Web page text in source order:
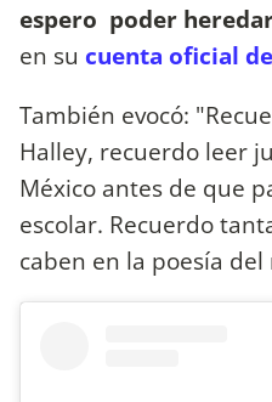
espero poder
en su cuenta oficial
También evocó:
Halley, recuerdo leer
México antes de que
escolar. Recuerdo
caben en la poesía